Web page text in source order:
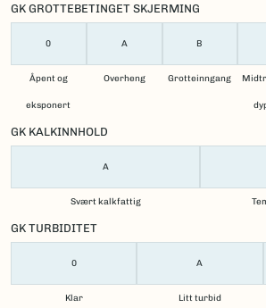
GK GROTTEBETINGET SKJERMING
0
Åpent og
eksponert
A
Overheng
B
Grotteinngang
GK KALKINNHOLD
A
Svært kalkfattig
GK TURBIDITET
0
Klar
A
Litt turbid